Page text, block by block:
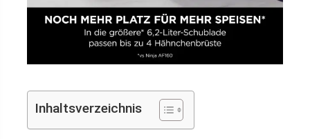
Inhaltsverzeichnis